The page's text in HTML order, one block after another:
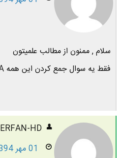
سلام , ممنون از مطالب علمیتون
فقط یه سوال جمع کردن این همه DNA به چه دردی میخوره ؟
ERFAN-HD
01 مهر 1394